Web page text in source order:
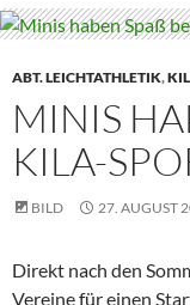
ABT. LEICHTATHLETIK,
MINIS
ILA-
BILD 27. AUGUST
Direkt nach den
Vereine für einen